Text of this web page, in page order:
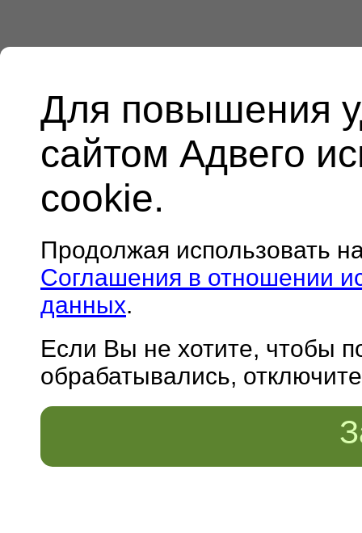
Для повышения
сайтом Адвего
cookie.
Продолжая использовать
Соглашения в отношении
данных.
Если Вы не хотите, чтобы
обрабатывались,